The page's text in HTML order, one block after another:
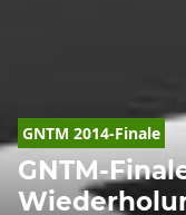
GNTM 2014-Finale
GNTM-